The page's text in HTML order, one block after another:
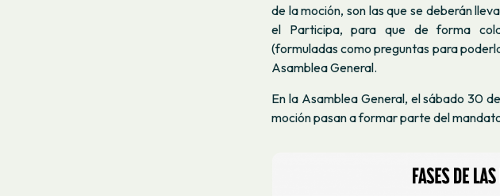
de la moción, son las que se deberán
el Participa, para que de forma
(formuladas como preguntas para
Asamblea General.
En la Asamblea General, el sábado 30
moción pasan a formar parte del